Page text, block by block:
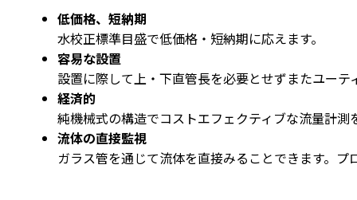
低価格、短納期
水校正標準目盛で低価格・短納期に応えます。
容易な設置
設置に際して上・下直管長を必要とせずまたユーテ
経済的
純機械式の構造でコストエフェクティブな流量計測
流体の直接監視
ガラス管を通じて流体を直接みることできます。プ